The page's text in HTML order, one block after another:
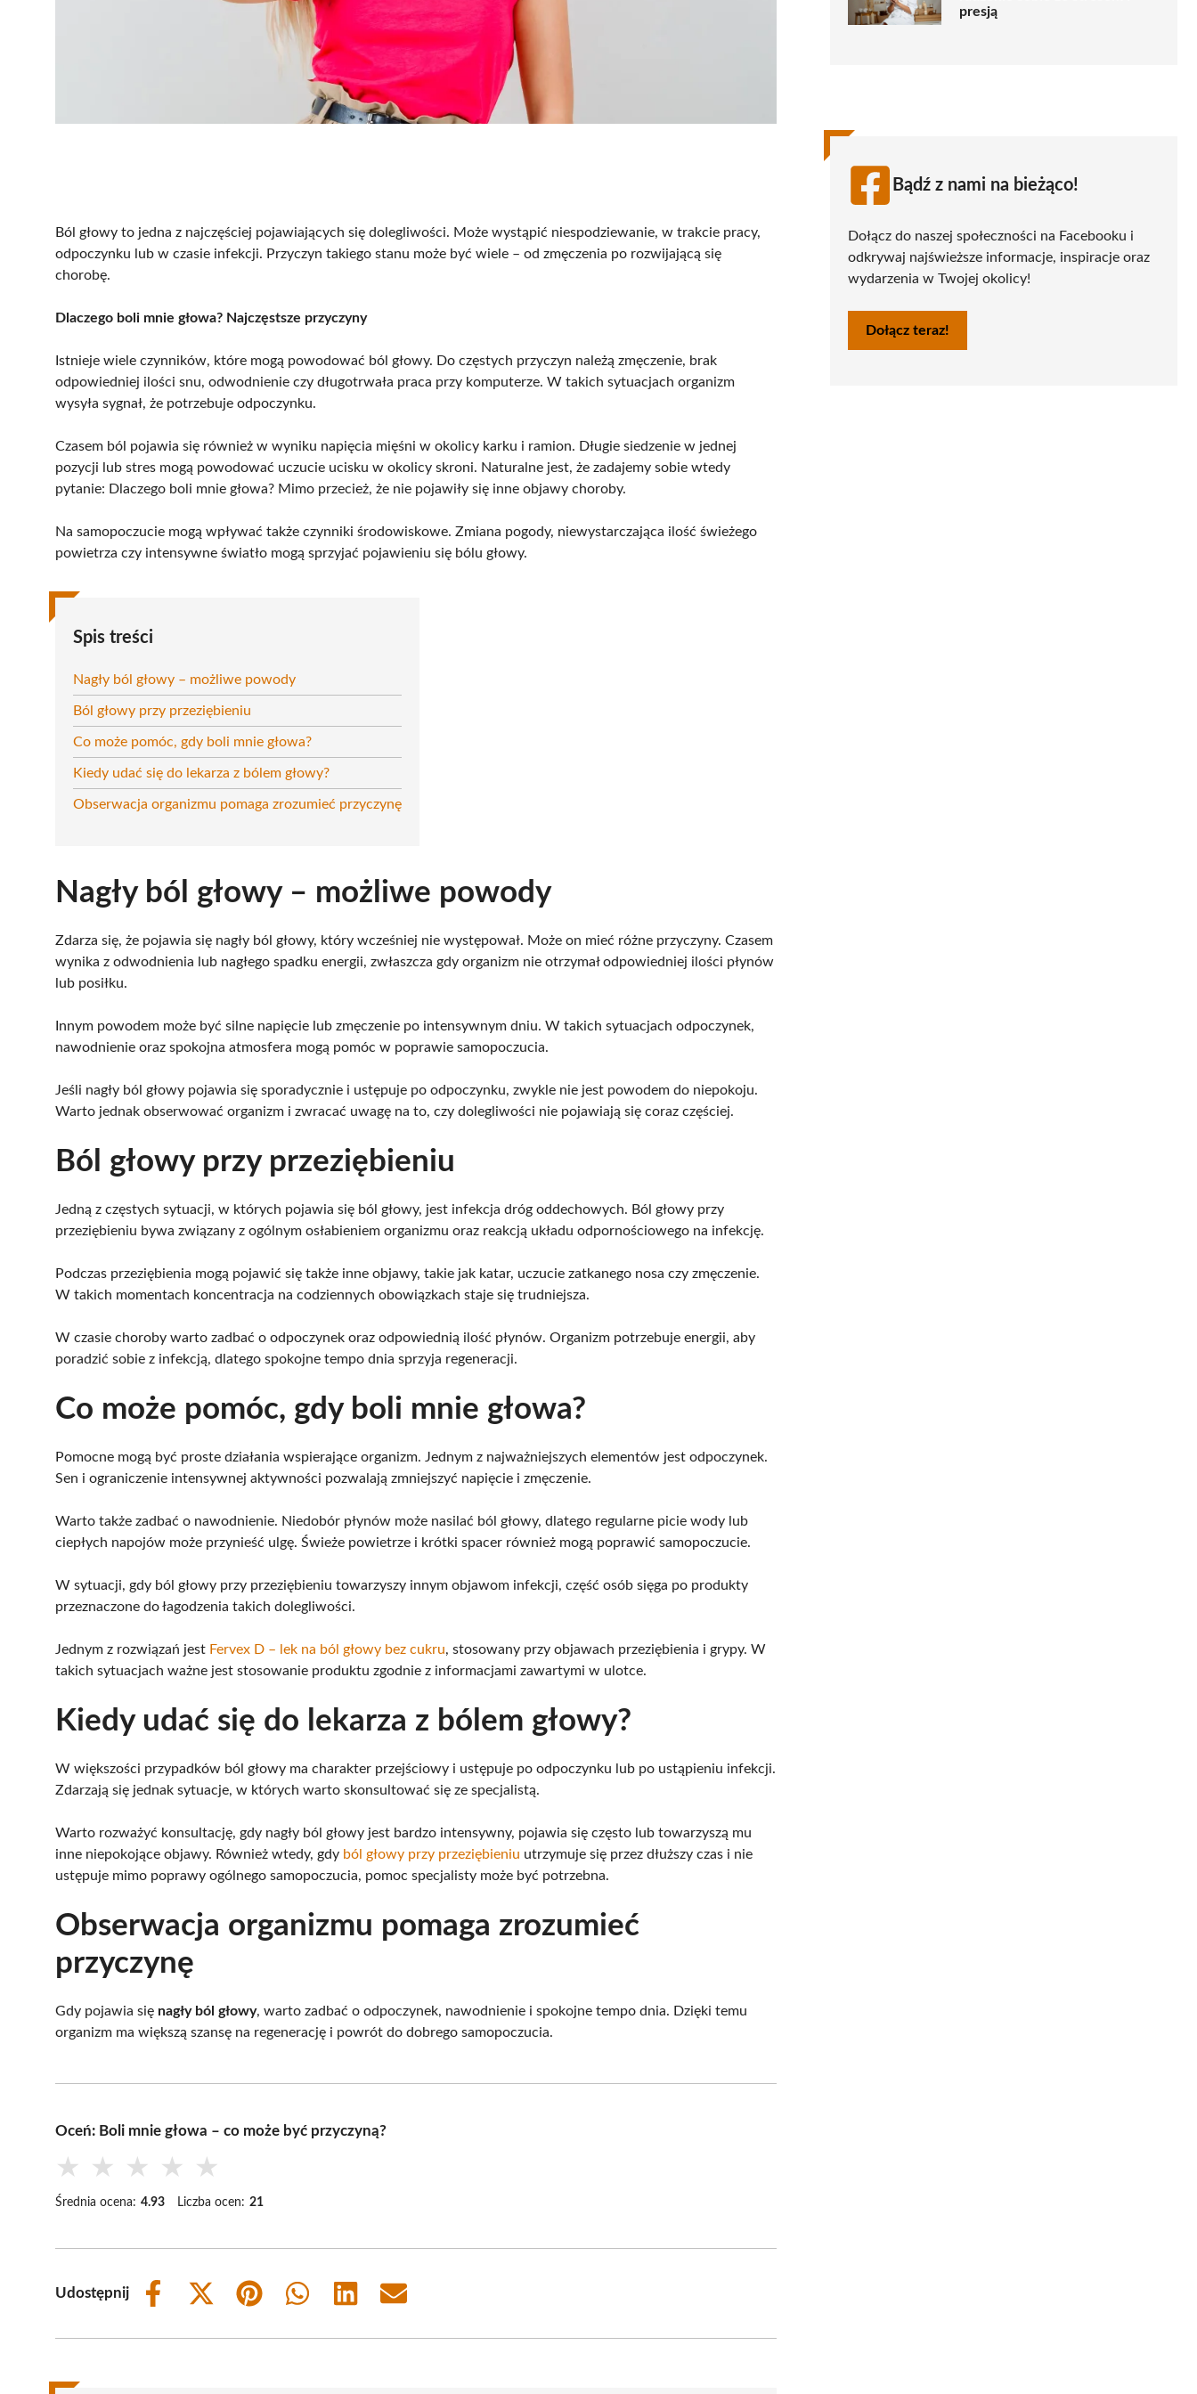
Ból głowy to jedna z najczęściej pojawiających się dolegliwości. Może wystąpić niespodziewanie, w trakcie pracy,
odpoczynku lub w czasie infekcji. Przyczyn takiego stanu może być wiele – od zmęczenia po rozwijającą się
chorobę.
Dlaczego boli mnie głowa? Najczęstsze przyczyny
Istnieje wiele czynników, które mogą powodować ból głowy. Do częstych przyczyn należą zmęczenie, brak
odpowiedniej ilości snu, odwodnienie czy długotrwała praca przy komputerze. W takich sytuacjach organizm
wysyła sygnał, że potrzebuje odpoczynku.
Czasem ból pojawia się również w wyniku napięcia mięśni w okolicy karku i ramion. Długie siedzenie w jednej
pozycji lub stres mogą powodować uczucie ucisku w okolicy skroni. Naturalne jest, że zadajemy sobie wtedy
pytanie: Dlaczego boli mnie głowa? Mimo przecież, że nie pojawiły się inne objawy choroby.
Na samopoczucie mogą wpływać także czynniki środowiskowe. Zmiana pogody, niewystarczająca ilość świeżego
powietrza czy intensywne światło mogą sprzyjać pojawieniu się bólu głowy.
Spis treści
Nagły ból głowy – możliwe powody
Ból głowy przy przeziębieniu
Co może pomóc, gdy boli mnie głowa?
Kiedy udać się do lekarza z bólem głowy?
Obserwacja organizmu pomaga zrozumieć przyczynę
Nagły ból głowy – możliwe powody
Zdarza się, że pojawia się nagły ból głowy, który wcześniej nie występował. Może on mieć różne przyczyny. Czasem
wynika z odwodnienia lub nagłego spadku energii, zwłaszcza gdy organizm nie otrzymał odpowiedniej ilości płynów
lub posiłku.
Innym powodem może być silne napięcie lub zmęczenie po intensywnym dniu. W takich sytuacjach odpoczynek,
nawodnienie oraz spokojna atmosfera mogą pomóc w poprawie samopoczucia.
Jeśli nagły ból głowy pojawia się sporadycznie i ustępuje po odpoczynku, zwykle nie jest powodem do niepokoju.
Warto jednak obserwować organizm i zwracać uwagę na to, czy dolegliwości nie pojawiają się coraz częściej.
Ból głowy przy przeziębieniu
Jedną z częstych sytuacji, w których pojawia się ból głowy, jest infekcja dróg oddechowych. Ból głowy przy
przeziębieniu bywa związany z ogólnym osłabieniem organizmu oraz reakcją układu odpornościowego na infekcję.
Podczas przeziębienia mogą pojawić się także inne objawy, takie jak katar, uczucie zatkanego nosa czy zmęczenie.
W takich momentach koncentracja na codziennych obowiązkach staje się trudniejsza.
W czasie choroby warto zadbać o odpoczynek oraz odpowiednią ilość płynów. Organizm potrzebuje energii, aby
poradzić sobie z infekcją, dlatego spokojne tempo dnia sprzyja regeneracji.
Co może pomóc, gdy boli mnie głowa?
Pomocne mogą być proste działania wspierające organizm. Jednym z najważniejszych elementów jest odpoczynek.
Sen i ograniczenie intensywnej aktywności pozwalają zmniejszyć napięcie i zmęczenie.
Warto także zadbać o nawodnienie. Niedobór płynów może nasilać ból głowy, dlatego regularne picie wody lub
ciepłych napojów może przynieść ulgę. Świeże powietrze i krótki spacer również mogą poprawić samopoczucie.
W sytuacji, gdy ból głowy przy przeziębieniu towarzyszy innym objawom infekcji, część osób sięga po produkty
przeznaczone do łagodzenia takich dolegliwości.
Jednym z rozwiązań jest Fervex D – lek na ból głowy bez cukru, stosowany przy objawach przeziębienia i grypy. W
takich sytuacjach ważne jest stosowanie produktu zgodnie z informacjami zawartymi w ulotce.
Kiedy udać się do lekarza z bólem głowy?
W większości przypadków ból głowy ma charakter przejściowy i ustępuje po odpoczynku lub po ustąpieniu infekcji.
Zdarzają się jednak sytuacje, w których warto skonsultować się ze specjalistą.
Warto rozważyć konsultację, gdy nagły ból głowy jest bardzo intensywny, pojawia się często lub towarzyszą mu
inne niepokojące objawy. Również wtedy, gdy ból głowy przy przeziębieniu utrzymuje się przez dłuższy czas i nie
ustępuje mimo poprawy ogólnego samopoczucia, pomoc specjalisty może być potrzebna.
Obserwacja organizmu pomaga zrozumieć
przyczynę
Gdy pojawia się nagły ból głowy, warto zadbać o odpoczynek, nawodnienie i spokojne tempo dnia. Dzięki temu
organizm ma większą szansę na regenerację i powrót do dobrego samopoczucia.
Oceń: Boli mnie głowa – co może być przyczyną?
★ ★ ★ ★ ★
Średnia ocena: 4.93 Liczba ocen: 21
Udostępnij
Share
Share
(Twitter)
Share
Share
Share
Share
presją
Bądź z nami na bieżąco!
Dołącz do naszej społeczności na Facebooku i
odkrywaj najświeższe informacje, inspiracje oraz
wydarzenia w Twojej okolicy!
Dołącz teraz!